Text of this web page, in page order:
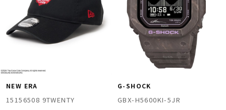
NEW ERA
15156508 9TWENTY
G-SHOCK
GBX-H5600KI-5JR